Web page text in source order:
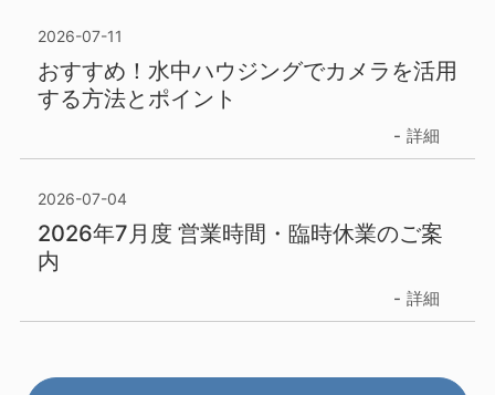
2026-07-11
おすすめ！水中ハウジングでカメラを活用
する方法とポイント
詳細
2026-07-04
2026年7月度 営業時間・臨時休業のご案
内
詳細